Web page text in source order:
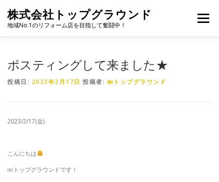
株式会社トップグラウンド
地域No.1のリフォーム店を目指して奮闘中！
メニュー
ポスティングして来ました★
投稿日: 2023年2月17日 投稿者: ㈱トップグラウンド
2023/2/17(金)
こんにちは
㈱トップグラウンドです！